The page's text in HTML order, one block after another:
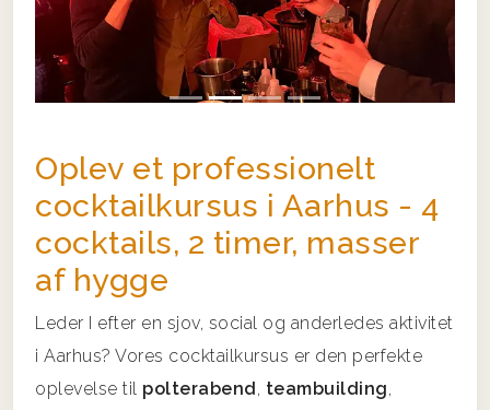
Oplev et professionelt
cocktailkursus i Aarhus - 4
cocktails, 2 timer, masser
af hygge
Leder I efter en sjov, social og anderledes aktivitet
i Aarhus? Vores cocktailkursus er den perfekte
oplevelse til polterabend , teambuilding,